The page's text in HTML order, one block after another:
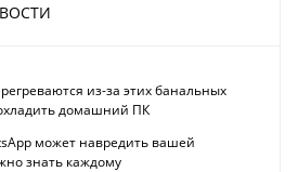
из-за этих банальных
домашний ПК
может навредить вашей
знать каждому